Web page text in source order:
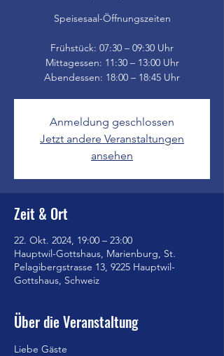
Speisesaal-Öffnungszeiten
Frühstück: 07:30 – 09:30 Uhr
Mittagessen: 11:30 – 13:00 Uhr
Anmeldung geschlossen
Jetzt andere Veranstaltungen
ansehen
Zeit & Ort
22. Okt. 2024, 19:00 – 23:00
Hauptwil-Gottshaus, Marienburg, St.
Pelagibergstrasse 13, 9225 Hauptwil-
Gottshaus, Schweiz
Über die Veranstaltung
Liebe Gäste